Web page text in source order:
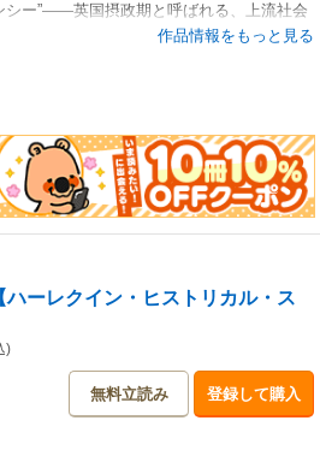
シー”――英国摂政期と呼ばれる、上流社会
く開花した時代が舞台の、甘くて幸せなシ
既に配信されている作品のハーレクイ
となります。 ご購入の際は十分ご注意く
作品情報をもっと見る
ハーレクイン・ヒストリカル・ス
)
無料立読み 登録して購入